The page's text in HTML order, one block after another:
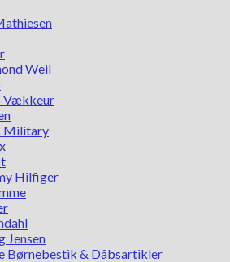
Weil
Vækkeur
Military
Hilfiger
Jensen
Børnebestik & Dåbsartikler